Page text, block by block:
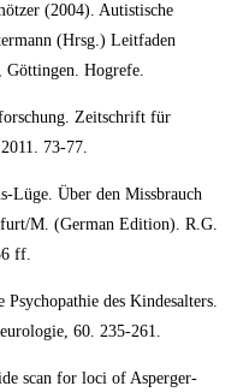
(2004). Autistische
(Hrsg.) Leitfaden
Göttingen. Hogrefe.
Zeitschrift für
73-77.
Lüge. Über den Missbrauch
M. (German Edition). R.G.
ff.
des Kindesalters.
60. 235-261.
scan for loci of Asperger-